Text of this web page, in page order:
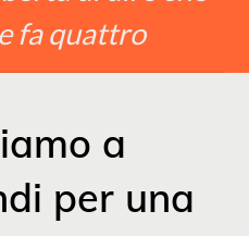
fa quattro
a
per una